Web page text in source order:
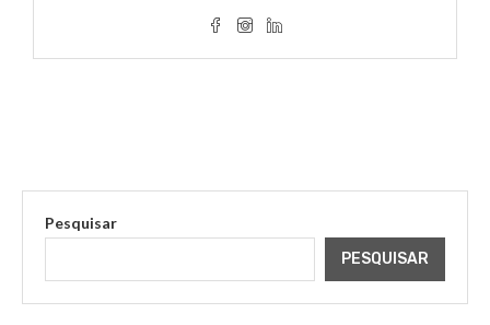
Pesquisar
PESQUISAR